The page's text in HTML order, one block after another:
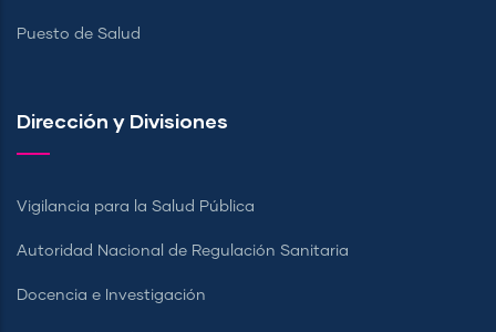
Puesto de Salud
Dirección y Divisiones
Vigilancia para la Salud Pública
Autoridad Nacional de Regulación Sanitaria
Docencia e Investigación